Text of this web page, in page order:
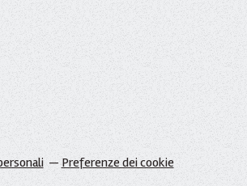
Preferenze dei cookie